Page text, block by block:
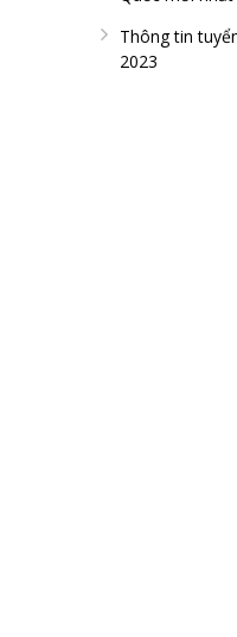
Thông tin
2023